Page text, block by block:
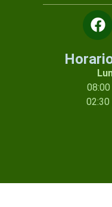
08:00
02:30